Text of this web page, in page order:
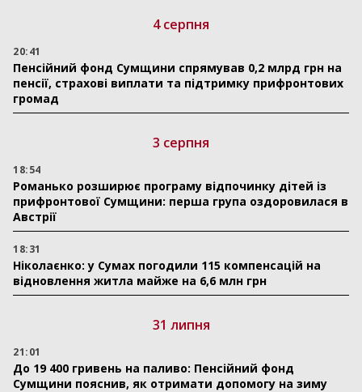
4 серпня
20:41
Пенсійний фонд Сумщини спрямував 0,2 млрд грн на
пенсії, страхові виплати та підтримку прифронтових
громад
3 серпня
18:54
Романько розширює програму відпочинку дітей із
прифронтової Сумщини: перша група оздоровилася в
Австрії
18:31
Ніколаєнко: у Сумах погодили 115 компенсацій на
відновлення житла майже на 6,6 млн грн
31 липня
21:01
До 19 400 гривень на паливо: Пенсійний фонд
Сумщини пояснив, як отримати допомогу на зиму